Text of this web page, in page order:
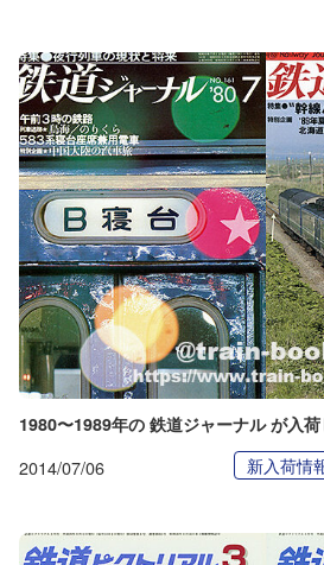
1980〜1989年の 鉄道ジャーナル が入
2014/07/06 新入荷情